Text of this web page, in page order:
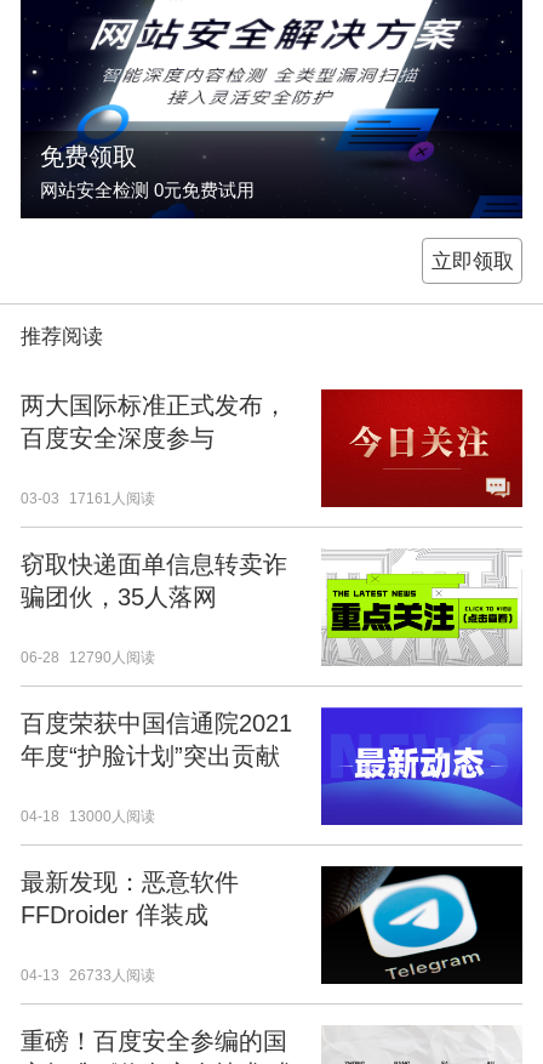
免费领取
网站安全检测 0元免费试用
立即领取
推荐阅读
两大国际标准正式发布，
百度安全深度参与
03-03 17161人阅读
窃取快递面单信息转卖诈
骗团伙，35人落网
06-28 12790人阅读
百度荣获中国信通院2021
年度“护脸计划”突出贡献
04-18 13000人阅读
最新发现：恶意软件
FFDroider 佯装成
用户密码
04-13 26733人阅读
重磅！百度安全参编的国